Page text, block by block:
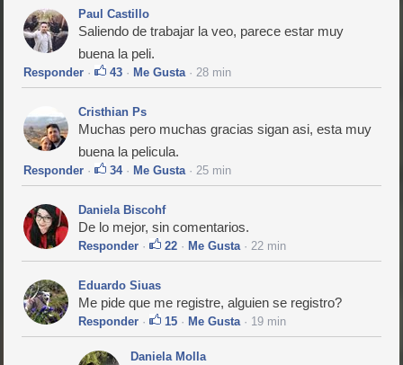
Paul Castillo
Saliendo de trabajar la veo, parece estar muy
buena la peli.
Responder · 43 · Me Gusta· 28 min
Cristhian Ps
Muchas pero muchas gracias sigan asi, esta muy
buena la pelicula.
Responder · 34· Me Gusta· 25 min
Daniela Biscohf
De lo mejor, sin comentarios.
Responder · 22 · Me Gusta· 22 min
Eduardo Siuas
Me pide que me registre, alguien se registro?
Responder · 15 · Me Gusta· 19 min
Daniela Molla